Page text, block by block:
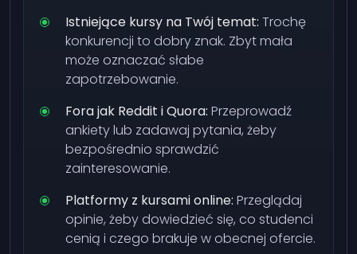
Istniejące kursy na Twój temat: Trochę
konkurencji to dobry znak. Zbyt mała
może oznaczać słabe
zapotrzebowanie.
Fora jak Reddit i Quora: Przeprowadź
ankiety lub zadawaj pytania, żeby
bezpośrednio sprawdzić
zainteresowanie.
Platformy z kursami online: Przeglądaj
opinie, żeby dowiedzieć się, co studenci
cenią i czego brakuje w obecnej ofercie.